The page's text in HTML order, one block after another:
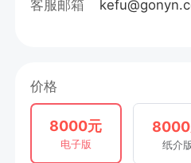
客服邮箱
价格
8000元
电子版 纸介